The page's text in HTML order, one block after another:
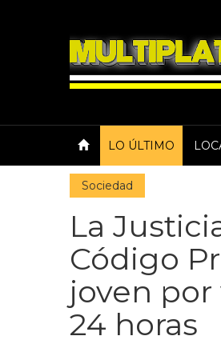
LO ÚLTIMO
Sociedad
La
Código
joven
24 horas